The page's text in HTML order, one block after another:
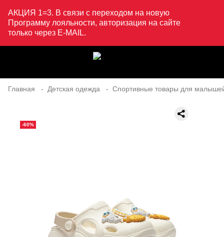
АКЦИЯ 1=3. В связи с переходом на новую
Программу лояльности, авторизация на сайте
только через E-MAIL.
Главная Детская одежда Спортивные товары для
-60%